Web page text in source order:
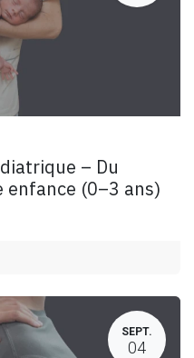
– Du
enfance (0–3 ans)
SEPT.
04